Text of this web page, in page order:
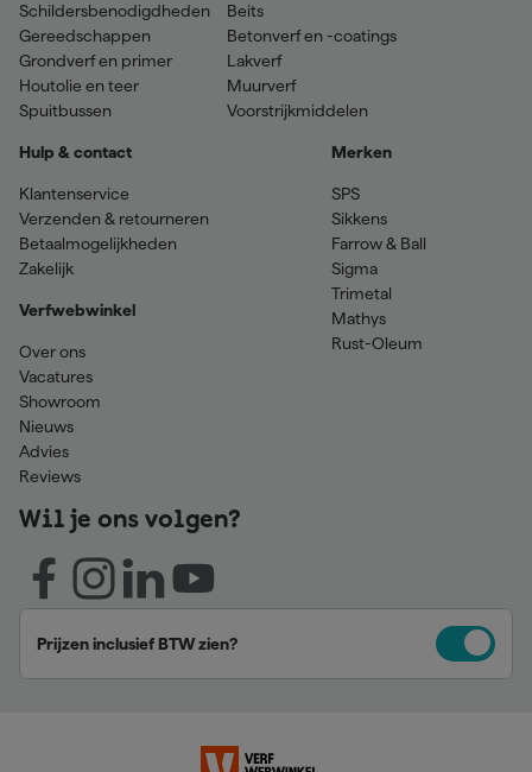
Schildersbenodigdheden
Gereedschappen
Grondverf en primer
Houtolie en teer
Spuitbussen
Beits
Betonverf en -coatings
Lakverf
Muurverf
Voorstrijkmiddelen
Hulp & contact
Klantenservice
Verzenden & retourneren
Betaalmogelijkheden
Zakelijk
Verfwebwinkel
Over ons
Vacatures
Showroom
Nieuws
Advies
Reviews
Merken
SPS
Sikkens
Farrow & Ball
Sigma
Trimetal
Mathys
Rust-Oleum
Wil je ons volgen?
Prijzen inclusief BTW zien?